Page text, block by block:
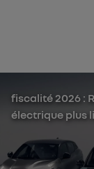
fiscalité 2026 :
électrique plus